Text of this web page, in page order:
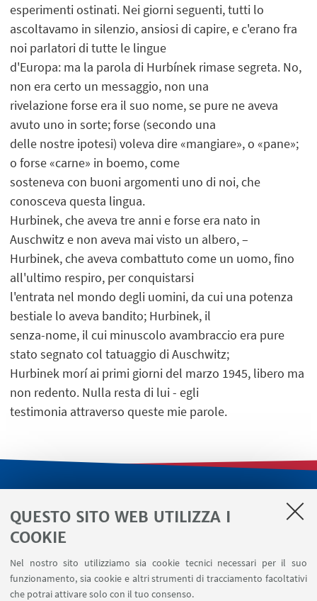
QUESTO SITO WEB UTILIZZA I
COOKIE
Nel nostro sito utilizziamo sia cookie tecnici necessari per il suo
funzionamento, sia cookie e altri strumenti di tracciamento facoltativi
che potrai attivare solo con il tuo consenso.
esperimenti ostinati. Nei giorni seguenti, tutti lo
ascoltavamo in silenzio, ansiosi di capire, e c'erano fra
noi parlatori di tutte le lingue
d'Europa: ma la parola di Hurbínek rimase segreta. No,
non era certo un messaggio, non una
rivelazione forse era il suo nome, se pure ne aveva
avuto uno in sorte; forse (secondo una
delle nostre ipotesi) voleva dire «mangiare», o «pane»;
o forse «carne» in boemo, come
sosteneva con buoni argomenti uno di noi, che
conosceva questa lingua.
Hurbinek, che aveva tre anni e forse era nato in
Auschwitz e non aveva mai visto un albero, –
Hurbinek, che aveva combattuto come un uomo, fino
all'ultimo respiro, per conquistarsi
l'entrata nel mondo degli uomini, da cui una potenza
bestiale lo aveva bandito; Hurbinek, il
senza-nome, il cui minuscolo avambraccio era pure
stato segnato col tatuaggio di Auschwitz;
Hurbinek morí ai primi giorni del marzo 1945, libero ma
non redento. Nulla resta di lui - egli
testimonia attraverso queste mie parole.
Segnala un evento
Contatti